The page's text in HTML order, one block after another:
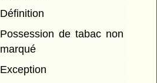
Définition
Possession de tabac non
marqué
Exception